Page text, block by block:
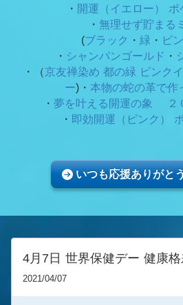
・ 開運（イエロー） ポ
・ 無理せず貯まる
(ブラック ・ 緑 ・ ピ
・ シャンパンゴールド ・
・（京友禅染め 都の緑 ピンク
ー)・ 本物の蛇の革で作
・ 夢を叶える開運の象 ２
・ 即効開運（ピンク）
いつも応援ありが
4月7日 世界保健デー 健康格
2021/04/07